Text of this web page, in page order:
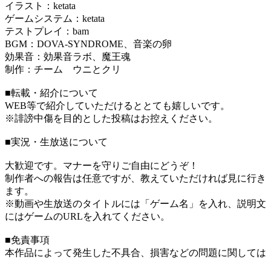
イラスト：ketata
ゲームシステム：ketata
テストプレイ：bam
BGM：DOVA-SYNDROME、音楽の卵
効果音：効果音ラボ、魔王魂
制作：チーム ウニとクリ
■転載・紹介について
WEB等で紹介していただけるととても嬉しいです。
※誹謗中傷を目的とした投稿はお控えください。
■実況・生放送について
大歓迎です。マナーを守りご自由にどうぞ！
制作者への報告は任意ですが、教えていただければ見に行き
ます。
※動画や生放送のタイトルには「ゲーム名」を入れ、説明文
にはゲームのURLを入れてください。
■免責事項
本作品によって発生した不具合、損害などの問題に関しては